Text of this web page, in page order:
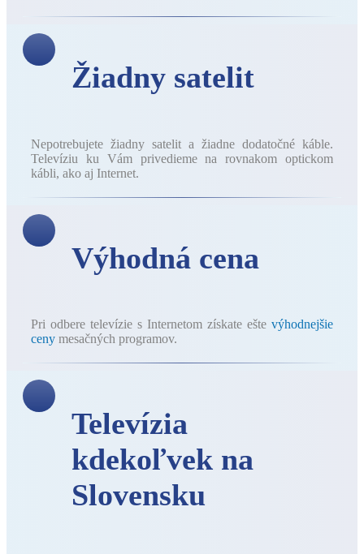
Žiadny satelit
Nepotrebujete žiadny satelit a žiadne dodatočné káble.
Televíziu ku Vám privedieme na rovnakom optickom
kábli, ako aj Internet.
Výhodná cena
Pri odbere televízie s Internetom získate ešte výhodnejšie
ceny mesačných programov.
Televízia
kdekoľvek na
Slovensku